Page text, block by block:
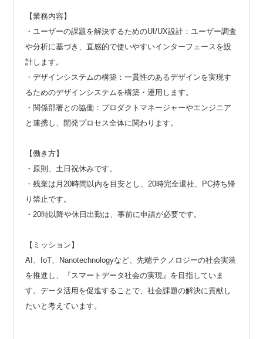
【業務内容】
・ユーザーの課題を解決するためのUI/UX設計：ユーザー調査
や分析に基づき、直感的で使いやすいインターフェースを設
計します。
・デザインシステムの構築：一貫性のあるデザインを実現す
るためのデザインシステムを構築・運用します。
・関係部署との協働：プロダクトマネージャーやエンジニア
と連携し、開発プロセス全体に関わります。
【働き方】
・原則、土日祝休みです。
・残業は月20時間以内を目安とし、20時完全退社、PC持ち帰
り禁止です。
・20時以降や休日出勤は、事前に申請が必要です。
【ミッション】
AI、IoT、Nanotechnologyなど、先端テクノロジーの社会実装
を推進し、『スマートデータ社会の実現』を目指していま
す。データ活用を促進することで、社会課題の解決に貢献し
たいと考えています。